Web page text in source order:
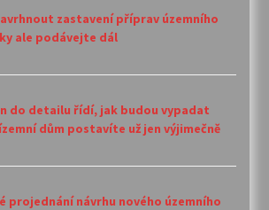
zastavení příprav územního
ale podávejte dál
do detailu řídí, jak budou vypadat
dům postavíte už jen výjimečně
projednání návrhu nového územního